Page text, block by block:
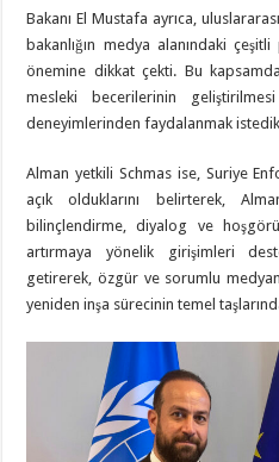
Bakanı El Mustafa ayrıca,
bakanlığın medya alanındaki
önemine dikkat çekti. Bu
mesleki becerilerinin
deneyimlerinden faydalanmak
Alman yetkili Schmas ise, Suriye
açık olduklarını belirterek,
bilinçlendirme, diyalog ve
artırmaya yönelik girişimleri
getirerek, özgür ve sorumlu
yeniden inşa sürecinin temel